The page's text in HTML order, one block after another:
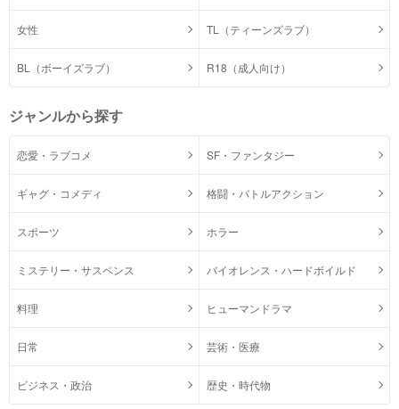
女性 TL（ティーンズラブ）
BL（ボーイズラブ） R18（成人向け）
ジャンルから探す
恋愛・ラブコメ SF・ファンタジー
ギャグ・コメディ 格闘・バトルアクション
スポーツ ホラー
ミステリー・サスペンス バイオレンス・ハードボイルド
料理 ヒューマンドラマ
日常 芸術・医療
ビジネス・政治 歴史・時代物